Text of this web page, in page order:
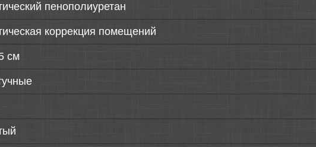
пенополиуретан
коррекция помещений
см